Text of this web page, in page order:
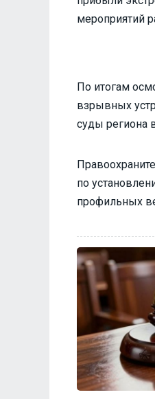
мероприятий
По итогам
взрывных
суды региона
по
профильных